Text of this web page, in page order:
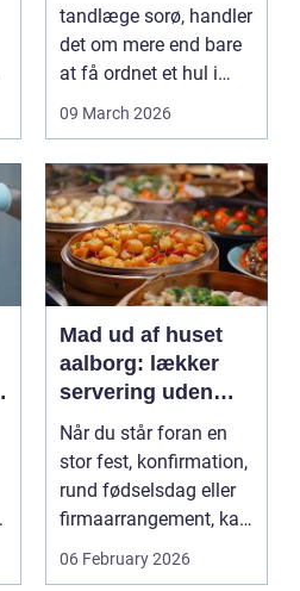
tandlæge sorø, handler
det om mere end bare
at få ordnet et hul i
tanden. For man...
09 March 2026
Mad ud af huset
aalborg: lækker
servering uden
stress
Når du står foran en
stor fest, konfirmation,
rund fødselsdag eller
firmaarrangement, kan
planlægnin...
06 February 2026